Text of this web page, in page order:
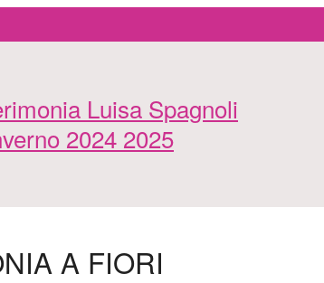
Luisa Spagnoli
2024 2025
A FIORI